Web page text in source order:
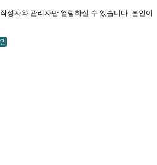
작성자와 관리자만 열람하실 수 있습니다. 본인이